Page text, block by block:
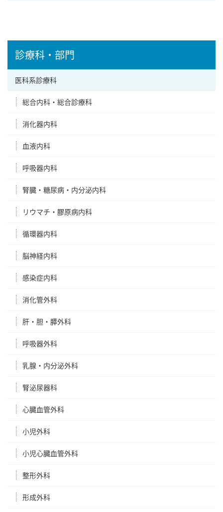
診療科・部門
医科系診療科
総合内科・総合診療科
消化器内科
血液内科
呼吸器内科
腎臓・糖尿病・内分泌内科
リウマチ・膠原病内科
循環器内科
脳神経内科
感染症内科
消化管外科
肝・胆・膵外科
呼吸器外科
乳腺・内分泌外科
腎泌尿器科
心臓血管外科
小児外科
小児心臓血管外科
整形外科
形成外科